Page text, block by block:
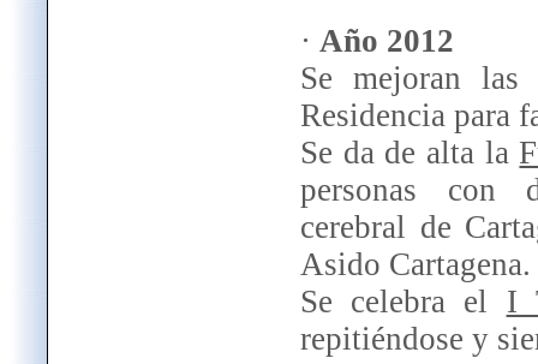
· Año 2012
Se mejoran
Residencia para
Se da de alta la
personas con
cerebral de
Asido Cartagena.
Se celebra el I
repitiéndose y